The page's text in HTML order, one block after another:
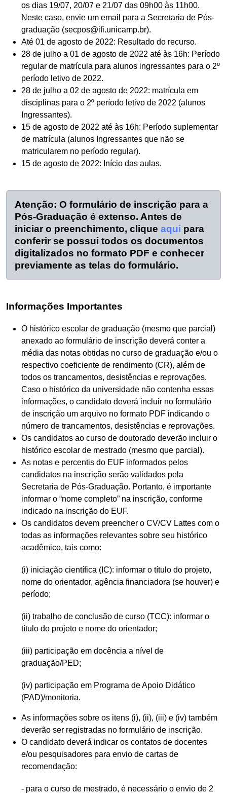
os dias 19/07, 20/07 e 21/07 das 09h00 às 11h00.
Neste caso, envie um email para a Secretaria de Pós-
graduação (secpos@ifi.unicamp.br).
Até 01 de agosto de 2022: Resultado do recurso.
28 de julho a 01 de agosto de 2022 até às 16h: Período
regular de matrícula para alunos ingressantes para o 2º
período letivo de 2022.
28 de julho a 02 de agosto de 2022: matrícula em
disciplinas para o 2º período letivo de 2022 (alunos
Ingressantes).
15 de agosto de 2022 até às 16h: Período suplementar
de matrícula (alunos Ingressantes que não se
matricularem no período regular).
15 de agosto de 2022: Início das aulas.
Atenção: O formulário de inscrição para a
Pós-Graduação é extenso. Antes de
iniciar o preenchimento, clique aqui para
conferir se possui todos os documentos
digitalizados no formato PDF e conhecer
previamente as telas do formulário.
Informações Importantes
O histórico escolar de graduação (mesmo que parcial)
anexado ao formulário de inscrição deverá conter a
média das notas obtidas no curso de graduação e/ou o
respectivo coeficiente de rendimento (CR), além de
todos os trancamentos, desistências e reprovações.
Caso o histórico da universidade não contenha essas
informações, o candidato deverá incluir no formulário
de inscrição um arquivo no formato PDF indicando o
número de trancamentos, desistências e reprovações.
Os candidatos ao curso de doutorado deverão incluir o
histórico escolar de mestrado (mesmo que parcial).
As notas e percentis do EUF informados pelos
candidatos na inscrição serão validados pela
Secretaria de Pós-Graduação. Portanto, é importante
informar o “nome completo” na inscrição, conforme
indicado na inscrição do EUF.
Os candidatos devem preencher o CV/CV Lattes com o
todas as informações relevantes sobre seu histórico
acadêmico, tais como:
(i) iniciação científica (IC): informar o título do projeto,
nome do orientador, agência financiadora (se houver) e
período;
(ii) trabalho de conclusão de curso (TCC): informar o
título do projeto e nome do orientador;
(iii) participação em docência a nível de
graduação/PED;
(iv) participação em Programa de Apoio Didático
(PAD)/monitoria.
As informações sobre os itens (i), (ii), (iii) e (iv) também
deverão ser registradas no formulário de inscrição.
O candidato deverá indicar os contatos de docentes
e/ou pesquisadores para envio de cartas de
recomendação:
- para o curso de mestrado, é necessário o envio de 2